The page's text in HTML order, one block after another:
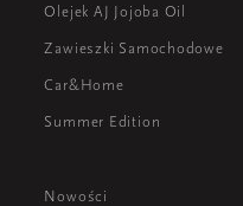
Olejek AJ Jojoba Oil
Zawieszki Samochodowe
Car&Home
Summer Edition
Nowości